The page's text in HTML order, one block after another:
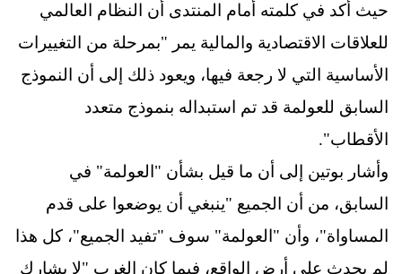
حيث أكد في كلمته أمام المنتدى أن النظام العالمي
للعلاقات الاقتصادية والمالية يمر "بمرحلة من التغييرات
الأساسية التي لا رجعة فيها، ويعود ذلك إلى أن النموذج
السابق للعولمة قد تم استبداله بنموذج متعدد
الأقطاب".
وأشار بوتين إلى أن ما قيل بشأن "العولمة" في
السابق، من أن الجميع "ينبغي أن يوضعوا على قدم
المساواة"، وأن "العولمة" سوف "تفيد الجميع"، كل هذا
لم يحدث على أرض الواقع، فيما كان الغرب "لا يشارك